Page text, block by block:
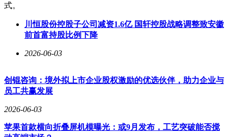
式。
川恒股份控股子公司减资1.6亿 国轩控股战略调整致安徽
前首富持股比例下降
2026-06-03
创锟咨询：境外拟上市企业股权激励的优选伙伴，助力企业与
员工共赢发展
2026-06-03
苹果首款横向折叠屏机模曝光：或9月发布，工艺突破能否搅